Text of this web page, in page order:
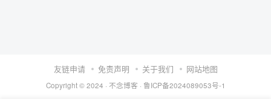
友链申请 免责声明 关于我们 网站地图
Copyright © 2024 · 不念博客 · 鲁ICP备2024089053号-1